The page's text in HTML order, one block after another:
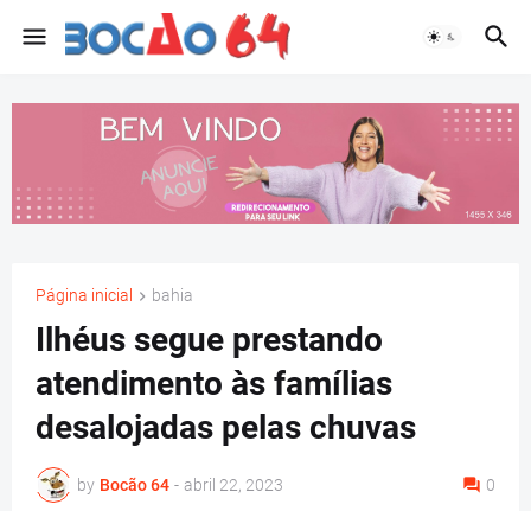
Página inicial bahia
Ilhéus segue prestando
atendimento às famílias
desalojadas pelas chuvas
by Bocão 64 - abril 22, 2023 0